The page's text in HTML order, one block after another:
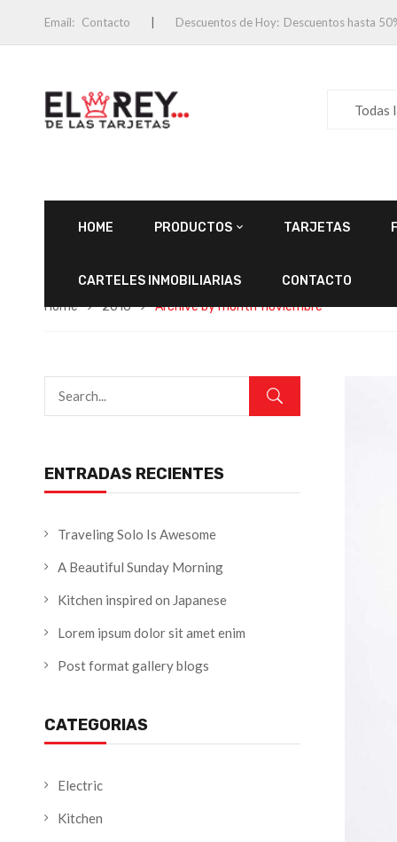
Email: Contacto Descuentos de Hoy: Descuentos hasta
Todas
HOME PRODUCTOS TARJETAS
CARTELES INMOBILIARIAS
CONTACTO
Home
2016 Archive by month"noviembre"
ENTRADAS RECIENTES
Traveling Solo Is Awesome
A Beautiful Sunday Morning
Kitchen inspired on Japanese
Lorem ipsum dolor sit amet enim
Post format gallery blogs
CATEGORIAS
Electric
Kitchen